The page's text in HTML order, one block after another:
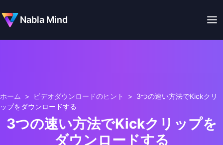
Nabla Mind
ホーム > ビデオダウンロードのヒント > 3つの速い方法でKickクリ
ップをダウンロードする
3つの速い方法でKickクリップを
ダウンロードする